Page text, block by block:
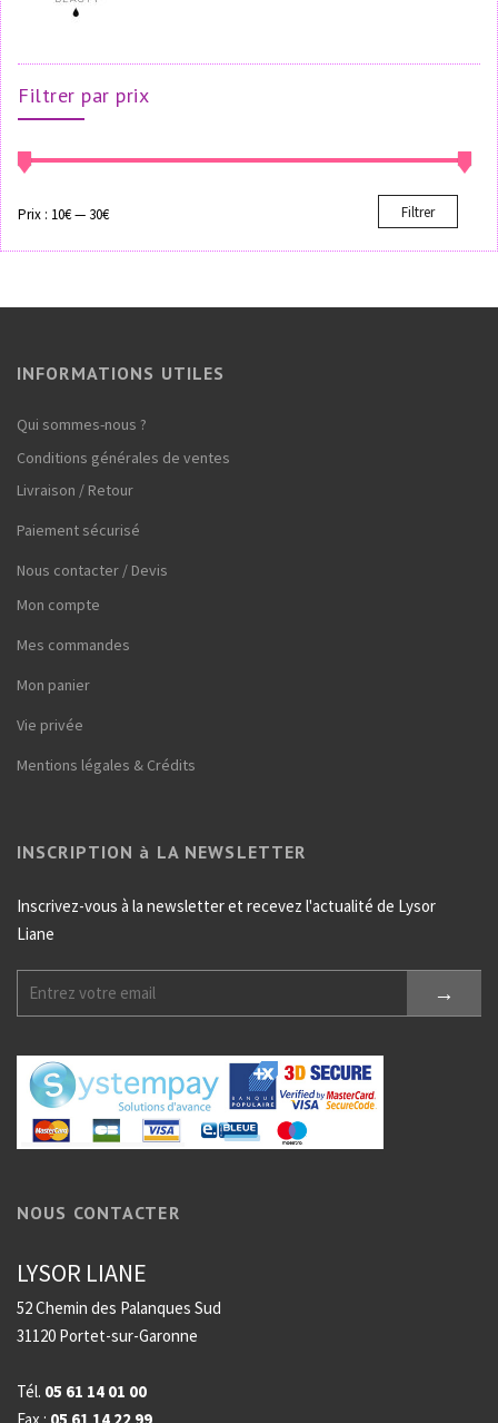
Filtrer par prix
Filtrer
Prix : 10€— 30€
INFORMATIONS UTILES
Qui sommes-nous ?
Conditions générales de ventes
Livraison / Retour
Paiement sécurisé
Nous contacter / Devis
Mon compte
Mes commandes
Mon panier
Vie privée
Mentions légales & Crédits
INSCRIPTION à LA NEWSLETTER
Inscrivez-vous à la newsletter et recevez l'actualité de Lysor
Liane
NOUS CONTACTER
LYSOR LIANE
52 Chemin des Palanques Sud
31120 Portet-sur-Garonne
Tél. 05 61 14 01 00